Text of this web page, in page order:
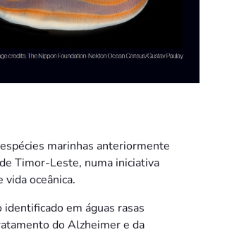
marinhas anteriormente
Timor-Leste, numa iniciativa
oceânica.
em águas rasas
do Alzheimer e da